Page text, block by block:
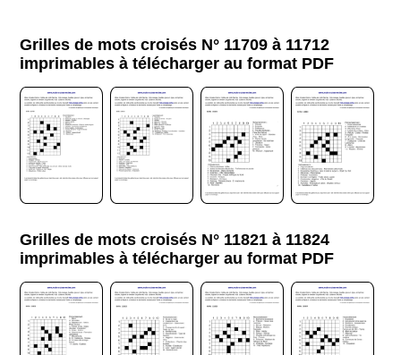
Grilles de mots croisés N° 11709 à 11712
imprimables à télécharger au format PDF
Grilles de mots croisés N° 11821 à 11824
imprimables à télécharger au format PDF